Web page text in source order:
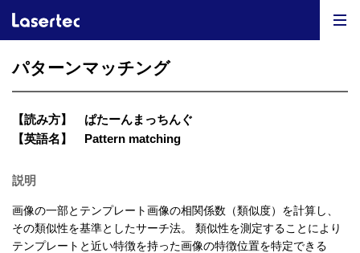
パターンマッチング
【読み方】
ぱたーんまっちんぐ
【英語名】
Pattern matching
説明
画像の一部とテンプレート画像の相関係数（類似度）を計算し、
その類似性を基準としたサーチ法。 類似性を測定することにより
テンプレートと近い特徴を持った画像の特徴位置を特定できる